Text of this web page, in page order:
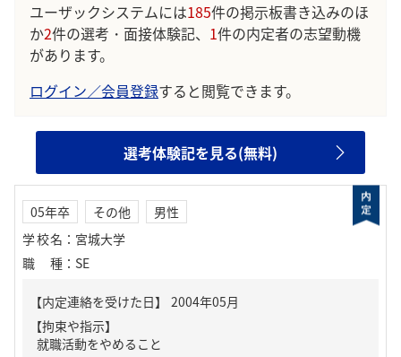
ユーザックシステムには185件の掲示板書き込みのほ
か2件の選考・面接体験記、 1件の内定者の志望動機
があります。
ログイン／会員登録すると閲覧できます。
選考体験記を見る(無料)
05年卒 その他
男性
学校名 ： 宮城大学
職種 ： SE
【内定連絡を受けた日】
2004年05月
【拘束や指示】
就職活動をやめること